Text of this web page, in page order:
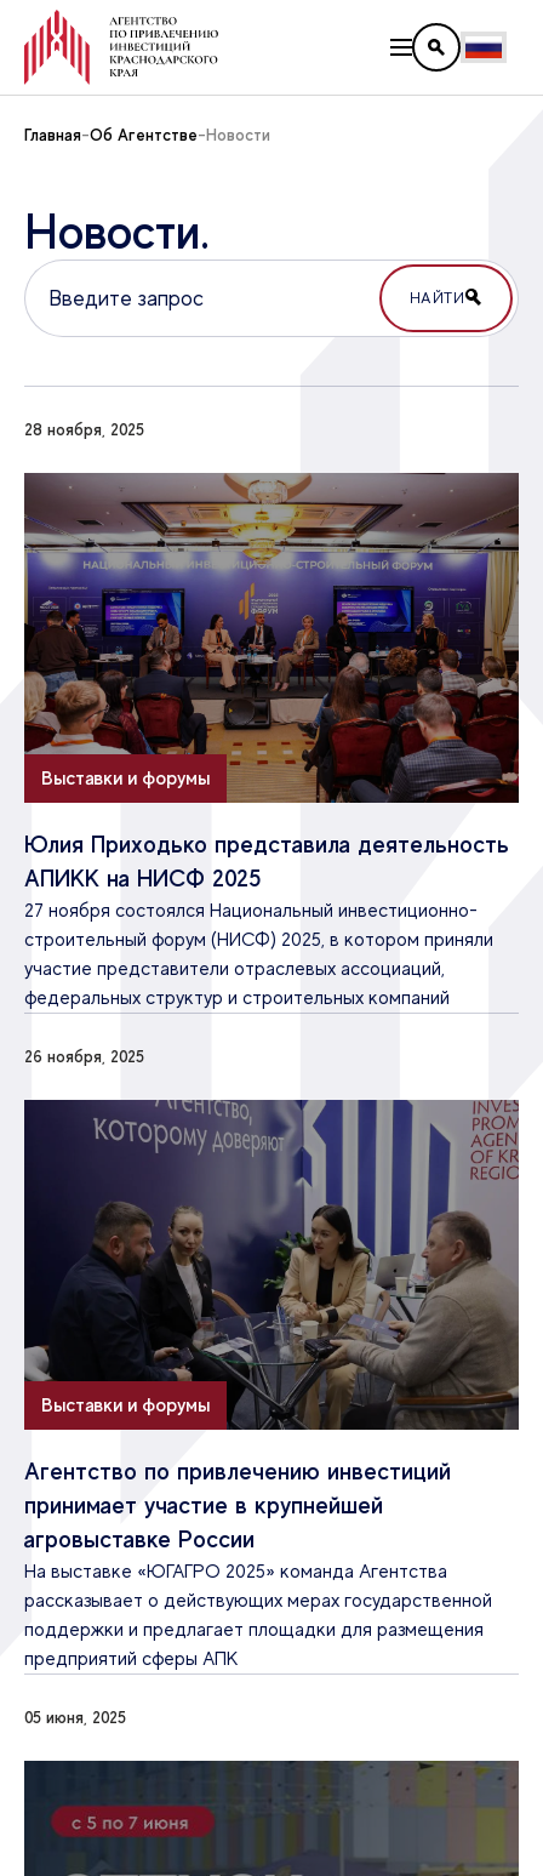
Главная Об Агентстве Новости
Новости.
НАЙТИ
28 ноября, 2025
Выставки и форумы
Юлия Приходько представила деятельность
АПИКК на НИСФ 2025
27 ноября состоялся Национальный инвестиционно-
строительный форум (НИСФ) 2025, в котором приняли
участие представители отраслевых ассоциаций,
федеральных структур и строительных компаний
26 ноября, 2025
Выставки и форумы
Агентство по привлечению инвестиций
принимает участие в крупнейшей
агровыставке России
На выставке «ЮГАГРО 2025» команда Агентства
рассказывает о действующих мерах государственной
поддержки и предлагает площадки для размещения
предприятий сферы АПК
05 июня, 2025